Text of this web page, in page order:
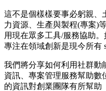
這不是個樣樣要事必躬親、
力資源、生產與製程(專案)
用現在眾多工具/服務協助
專注在領域創新是現今所有
我們將分享如何利用社群動
資訊、專案管理服務幫助數
的資訊對創業團隊有所幫助